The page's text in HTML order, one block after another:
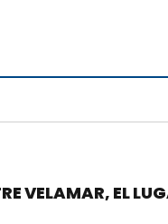
VELAMAR, EL